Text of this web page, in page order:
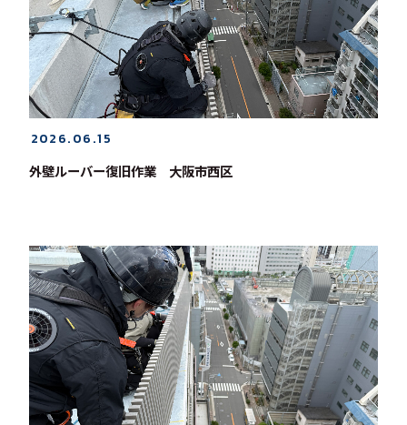
2026.06.15
外壁ルーバー復旧作業 大阪市西区